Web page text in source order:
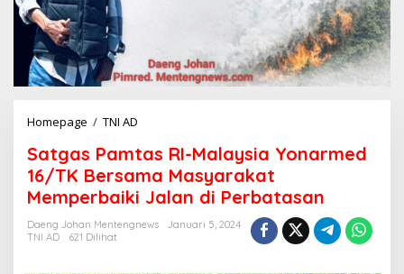
Homepage / TNI AD
t
g
a
s
P
Satgas Pamtas RI-Malaysia Yonarmed
16/TK Bersama Masyarakat
Memperbaiki Jalan di Perbatasan
Daeng Johan Mentengnews
Januari 5, 2024
TNI AD
621 Dilihat